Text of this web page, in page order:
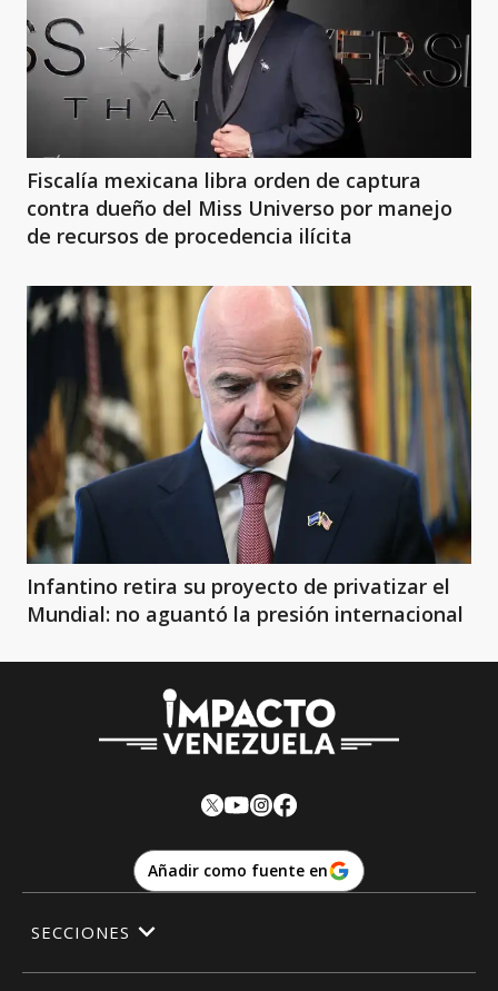
Fiscalía mexicana libra orden de captura
contra dueño del Miss Universo por manejo
de recursos de procedencia ilícita
Infantino retira su proyecto de privatizar el
Mundial: no aguantó la presión internacional
Añadir como fuente en
SECCIONES